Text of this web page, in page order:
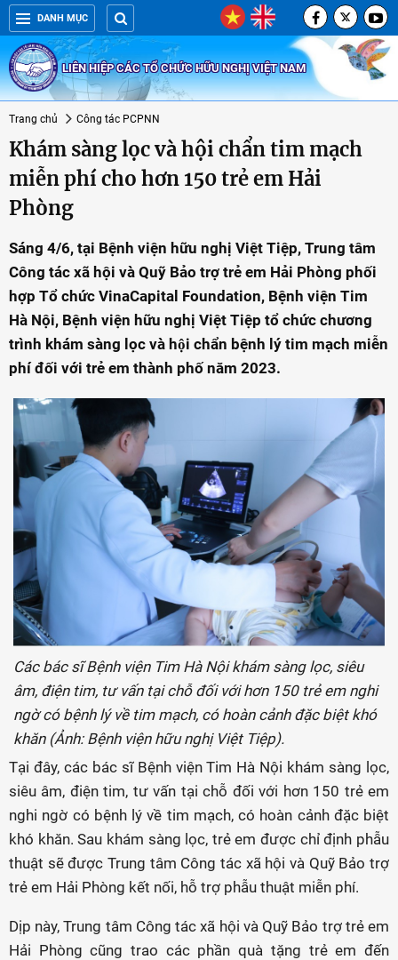
DANH MỤC
LIÊN HIỆP CÁC TỔ CHỨC HỮU NGHỊ VIỆT NAM
Trang chủ Công tác PCPNN
Khám sàng lọc và hội chẩn tim mạch
miễn phí cho hơn 150 trẻ em Hải
Phòng
Sáng 4/6, tại Bệnh viện hữu nghị Việt Tiệp, Trung tâm
Công tác xã hội và Quỹ Bảo trợ trẻ em Hải Phòng phối
hợp Tổ chức VinaCapital Foundation, Bệnh viện Tim
Hà Nội, Bệnh viện hữu nghị Việt Tiệp tổ chức chương
trình khám sàng lọc và hội chẩn bệnh lý tim mạch miễn
phí đối với trẻ em thành phố năm 2023.
Các bác sĩ Bệnh viện Tim Hà Nội khám sàng lọc, siêu
âm, điện tim, tư vấn tại chỗ đối với hơn 150 trẻ em nghi
ngờ có bệnh lý về tim mạch, có hoàn cảnh đặc biệt khó
khăn (Ảnh: Bệnh viện hữu nghị Việt Tiệp).
Tại đây, các bác sĩ Bệnh viện Tim Hà Nội khám sàng lọc,
siêu âm, điện tim, tư vấn tại chỗ đối với hơn 150 trẻ em
nghi ngờ có bệnh lý về tim mạch, có hoàn cảnh đặc biệt
khó khăn. Sau khám sàng lọc, trẻ em được chỉ định phẫu
thuật sẽ được Trung tâm Công tác xã hội và Quỹ Bảo trợ
trẻ em Hải Phòng kết nối, hỗ trợ phẫu thuật miễn phí.
Dịp này, Trung tâm Công tác xã hội và Quỹ Bảo trợ trẻ em
Hải Phòng cũng trao các phần quà tặng trẻ em đến